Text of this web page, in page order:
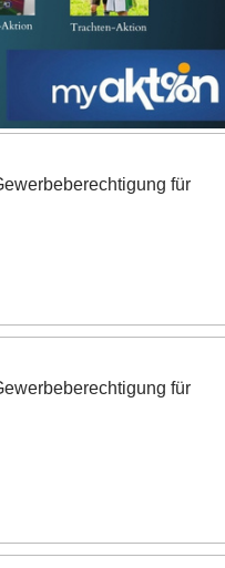
für
für